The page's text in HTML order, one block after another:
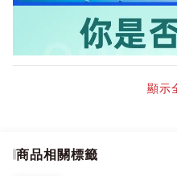
顯示
商品相關標籤